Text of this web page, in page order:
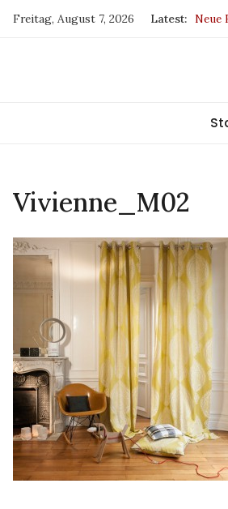
Freitag, August 7, 2026 Latest: Neue
BW
Vivienne_M02